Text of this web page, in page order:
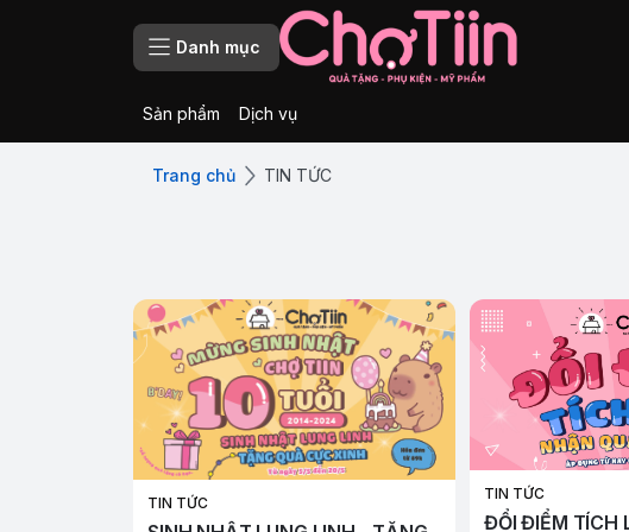
Danh mục
Sản phẩm Dịch vụ
Trang chủ TIN TỨC
TIN TỨC
TIN TỨC
ĐỔI ĐIỂM TÍCH